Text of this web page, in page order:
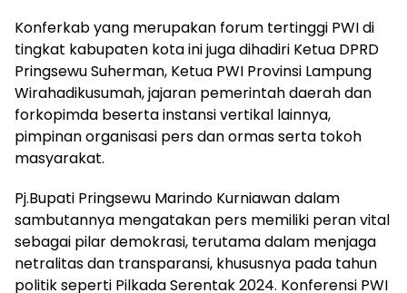
Konferkab yang merupakan forum tertinggi PWI di
tingkat kabupaten kota ini juga dihadiri Ketua DPRD
Pringsewu Suherman, Ketua PWI Provinsi Lampung
Wirahadikusumah, jajaran pemerintah daerah dan
forkopimda beserta instansi vertikal lainnya,
pimpinan organisasi pers dan ormas serta tokoh
masyarakat.
Pj.Bupati Pringsewu Marindo Kurniawan dalam
sambutannya mengatakan pers memiliki peran vital
sebagai pilar demokrasi, terutama dalam menjaga
netralitas dan transparansi, khususnya pada tahun
politik seperti Pilkada Serentak 2024. Konferensi PWI